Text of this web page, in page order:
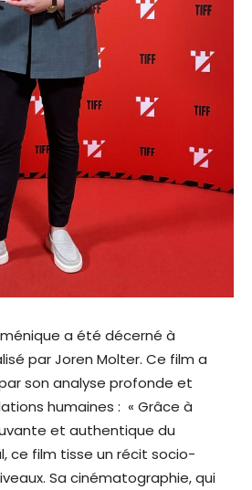
a été décerné à
par Joren Molter. Ce film a
son analyse profonde et
humaines : « Grâce à
et authentique du
ce film tisse un récit socio-
Sa cinématographie, qui